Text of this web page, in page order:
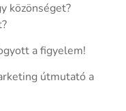
közönséget?
a figyelem!
útmutató a